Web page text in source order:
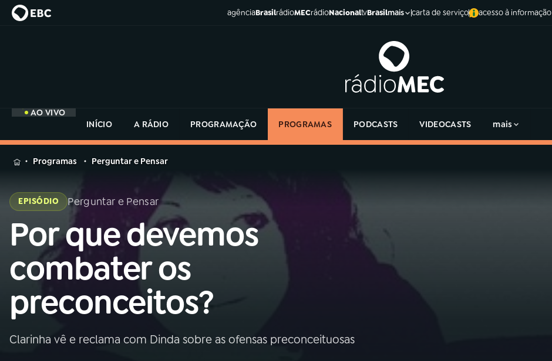
agênciaBrasilrádioMECrádioNacionaltvBrasilmais carta de serviço acesso à informação
AO VIVO
INÍCIO
A RÁDIO PROGRAMAÇÃO PROGRAMAS PODCASTS VIDEOCASTS mais
MENU
Buscar
na
Rádio
MEC
Início
01INÍCIO
02 A RÁDIO
na
Rádio
Programas Perguntar e Pensar
EPISÓDIO Perguntar e Pensar
Por que devemos
combater os
preconceitos?
Clarinha vê e reclama com Dinda sobre as ofensas preconceituosas